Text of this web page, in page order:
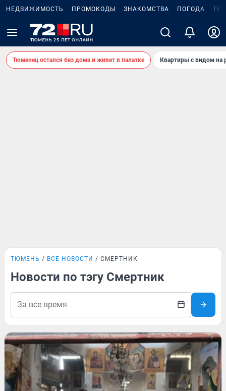
НЕДВИЖИМОСТЬ ПРОМОКОДЫ ЗНАКОМСТВА ПОГОДА
Тюменец остался без дома и живет в палатке Квартиры с видом на
ТЮМЕНЬ ВСЕ НОВОСТИ СМЕРТНИК
Новости по тэгу Смертник